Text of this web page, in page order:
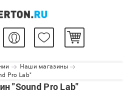
Наши магазины
Pro Lab"
"Sound Pro Lab"